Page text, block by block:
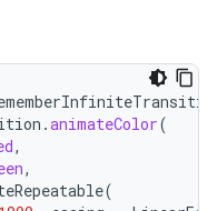
.animateColor(
,
,
(